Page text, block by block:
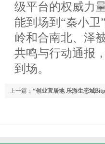
级平台的权威力
能到场到“秦小卫
岭和合南北、泽
共鸣与行动通报
到场。
上一篇： “创业宜居地 乐游生态城